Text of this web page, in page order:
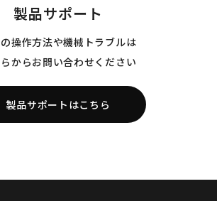
製品サポート
操作方法や機械トラブルは
からお問い合わせください
製品サポートはこちら